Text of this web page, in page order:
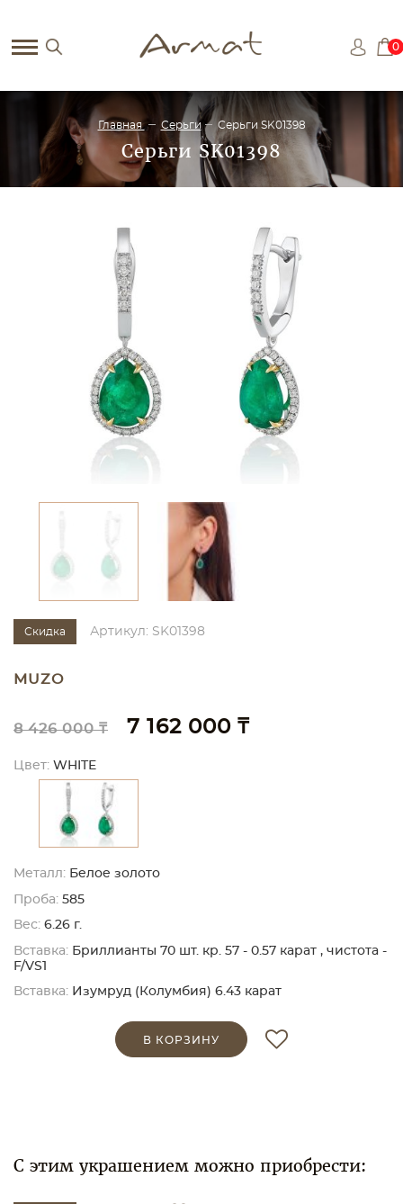
0
Главная Серьги Серьги SK01398
Серьги SK01398
Скидка Артикул: SK01398
MUZO
8 426 000 ₸ 7 162 000 ₸
Цвет: WHITE
Металл: Белое золото
Проба: 585
Вес: 6.26 г.
Вставка: Бриллианты 70 шт. кр. 57 - 0.57 карат , чистота -
F/VS1
Вставка: Изумруд (Колумбия) 6.43 карат
В КОРЗИНУ
С этим украшением можно приобрести: